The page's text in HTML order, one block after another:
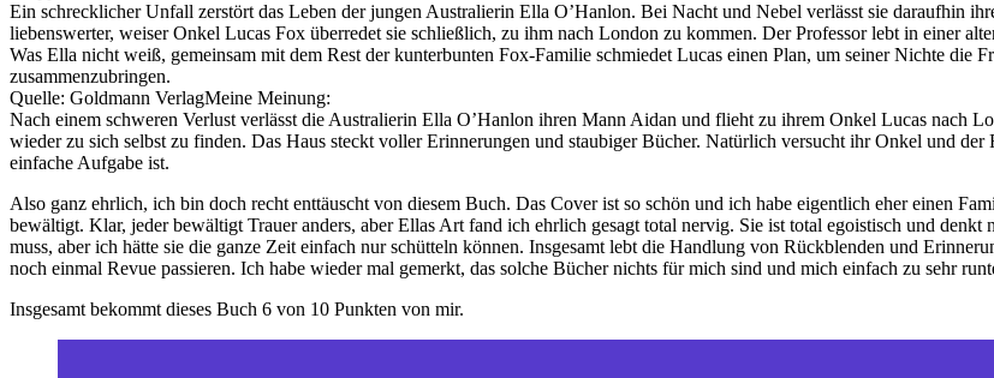
Ein schrecklicher Unfall zerstört das Leben der jungen Australierin Ella O’Hanlon. Bei Nacht und Nebel verlässt sie daraufhin
liebenswerter, weiser Onkel Lucas Fox überredet sie schließlich, zu ihm nach London zu kommen. Der Professor lebt in einer
Was Ella nicht weiß, gemeinsam mit dem Rest der kunterbunten Fox-Familie schmiedet Lucas einen Plan, um seiner Nichte die
zusammenzubringen.
Quelle: Goldmann VerlagMeine Meinung:
Nach einem schweren Verlust verlässt die Australierin Ella O’Hanlon ihren Mann Aidan und flieht zu ihrem Onkel Lucas nach
wieder zu sich selbst zu finden. Das Haus steckt voller Erinnerungen und staubiger Bücher. Natürlich versucht ihr Onkel und
einfache Aufgabe ist.
Also ganz ehrlich, ich bin doch recht enttäuscht von diesem Buch. Das Cover ist so schön und ich habe eigentlich eher einen
bewältigt. Klar, jeder bewältigt Trauer anders, aber Ellas Art fand ich ehrlich gesagt total nervig. Sie ist total egoistisch und denkt
muss, aber ich hätte sie die ganze Zeit einfach nur schütteln können. Insgesamt lebt die Handlung von Rückblenden und
noch einmal Revue passieren. Ich habe wieder mal gemerkt, das solche Bücher nichts für mich sind und mich einfach zu sehr
Insgesamt bekommt dieses Buch 6 von 10 Punkten von mir.